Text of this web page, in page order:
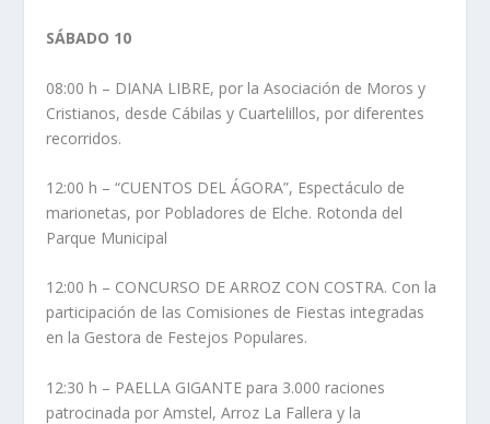
SÁBADO 10
08:00 h – DIANA LIBRE, por la Asociación de Moros y
Cristianos, desde Cábilas y Cuartelillos, por diferentes
recorridos.
12:00 h – “CUENTOS DEL ÁGORA”, Espectáculo de
marionetas, por Pobladores de Elche. Rotonda del
Parque Municipal
12:00 h – CONCURSO DE ARROZ CON COSTRA. Con la
participación de las Comisiones de Fiestas integradas
en la Gestora de Festejos Populares.
12:30 h – PAELLA GIGANTE para 3.000 raciones
patrocinada por Amstel, Arroz La Fallera y la